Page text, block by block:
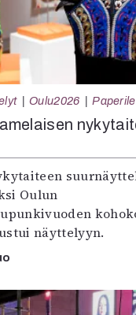
Oulu2026
Oulun
näyttelyyn.